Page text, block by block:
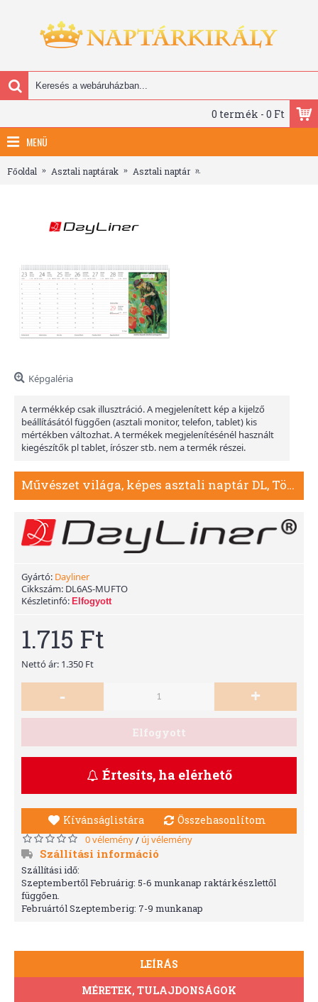
0 termék - 0 Ft
MENÜ
Főoldal Asztali naptárak Asztali naptár
Képgaléria
A termékkép csak illusztráció. A megjelenített kép a kijelző
beállításától függően (asztali monitor, telefon, tablet) kis
mértékben változhat. A termékek megjelenítésénél használt
kiegészítők pl tablet, írószer stb. nem a termék részei.
Művészet világa, képes asztali naptár DL, Tömb
Gyártó: Dayliner
Cikkszám: DL6AS-MUFTO
Készletinfó: Elfogyott
1.715 Ft
Nettó ár: 1.350 Ft
- +
Elfogyott
Értesíts, ha elérhető
Kívánságlistára Összehasonlítom
0 vélemény/ új vélemény
Szállítási információ
Szállítási idő:
Szeptembertől Februárig: 5-6 munkanap raktárkészlettől
függően.
Februártól Szeptemberig: 7-9 munkanap
LEÍRÁS
MÉRETEK, TULAJDONSÁGOK